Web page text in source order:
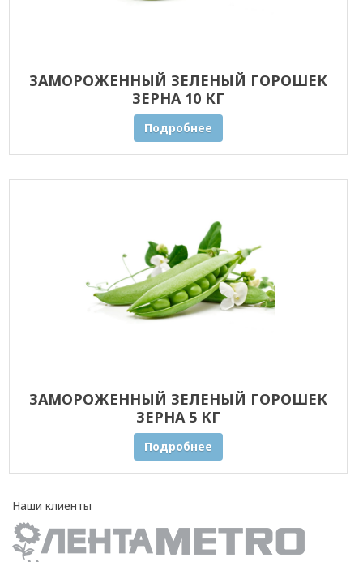
ЗАМОРОЖЕННЫЙ ЗЕЛЕНЫЙ ГОРОШЕК
ЗЕРНА 10 КГ
Подробнее
ЗАМОРОЖЕННЫЙ ЗЕЛЕНЫЙ ГОРОШЕК
ЗЕРНА 5 КГ
Подробнее
Наши клиенты